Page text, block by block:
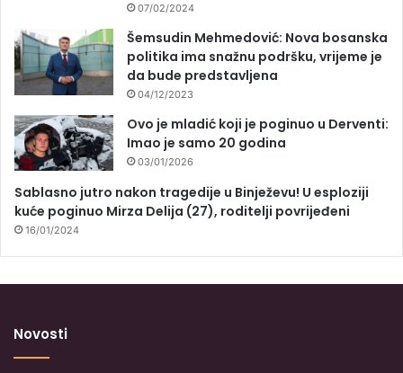
07/02/2024
Šemsudin Mehmedović: Nova bosanska
politika ima snažnu podršku, vrijeme je
da bude predstavljena
04/12/2023
Ovo je mladić koji je poginuo u Derventi:
Imao je samo 20 godina
03/01/2026
Sablasno jutro nakon tragedije u Binježevu! U esploziji
kuće poginuo Mirza Delija (27), roditelji povrijeđeni
16/01/2024
Novosti